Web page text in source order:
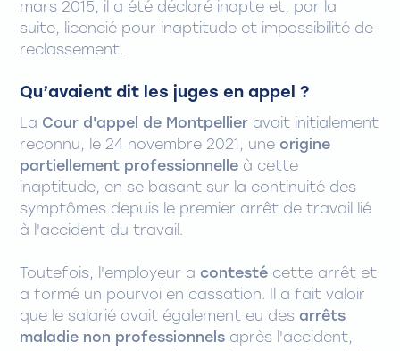
mars 2015, il a été déclaré inapte et, par la
suite, licencié pour inaptitude et impossibilité de
reclassement.
Qu’avaient dit les juges en appel ?
La Cour d'appel de Montpellier avait initialement
reconnu, le 24 novembre 2021, uneorigine
partiellement professionnelle à cette
inaptitude, en se basant sur la continuité des
symptômes depuis le premier arrêt de travail lié
à l'accident du travail.
Toutefois, l'employeur acontesté cette arrêt et
a formé un pourvoi en cassation. Il a fait valoir
que le salarié avait également eu desarrêts
maladie non professionnels après l'accident,